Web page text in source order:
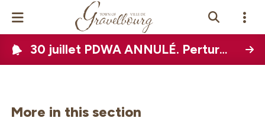
30 juillet PDWA ANNULÉ. Perturbation de l'eau à l'échelle de la ville prévue le 12 août 2026
Events Calendar
More in this section